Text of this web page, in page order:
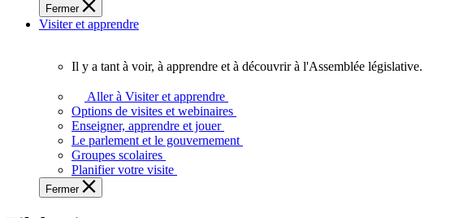
a
besoin
Fermer
Visiter et apprendre
voir,
apprendre
et
Il y a tant à voir, à apprendre et à découvrir à l'Assemblée législative.
Aller à Visiter et apprendre
Options de visites et webinaires
Enseigner, apprendre et jouer
Le parlement et le gouvernement
Groupes scolaires
Planifier votre visite
Fermer